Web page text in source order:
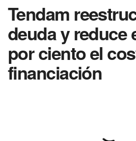
Tendam
deuda y reduce
por ciento el
financiación